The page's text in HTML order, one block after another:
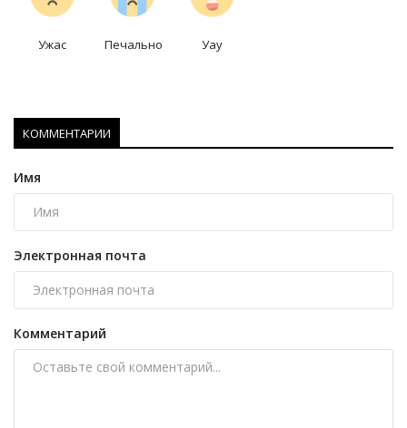
Ужас Печально Уау
КОММЕНТАРИИ
Имя
Электронная почта
Комментарий